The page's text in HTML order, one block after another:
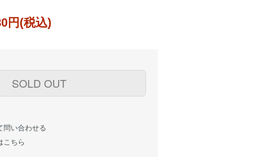
円(税込)
SOLD OUT
問い合わせる
こちら